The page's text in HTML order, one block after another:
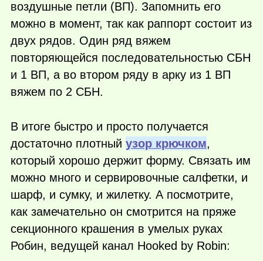
воздушные петли (ВП). Запомнить его
можно в момент, так как раппорт состоит из
двух рядов. Один ряд вяжем
повторяющейся последовательностью СБН
и 1 ВП, а во втором ряду в арку из 1 ВП
вяжем по 2 СБН.
В итоге быстро и просто получается
достаточно плотный узор крючком,
который хорошо держит форму. Связать им
можно много и сервировочные салфетки, и
шарф, и сумку, и жилетку. А посмотрите,
как замечательно он смотрится на пряже
секционного крашения в умелых руках
Робин, ведущей канал Hooked by Robin: